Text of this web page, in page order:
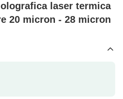
laser termica
20 micron - 28 micron